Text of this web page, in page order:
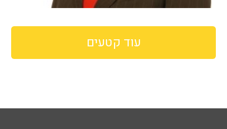
עוד קטעים